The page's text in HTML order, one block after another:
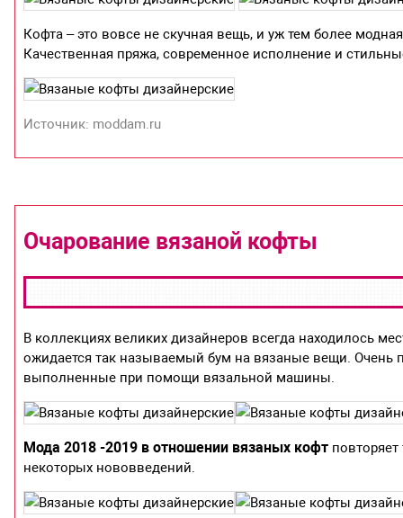
Кофта – это вовсе не скучная вещь, и уж тем более
Качественная пряжа, современное исполнение и
Источник: moddam.ru
Очарование вязаной кофты
В коллекциях великих дизайнеров всегда находилось
ожидается так называемый бум на вязаные вещи. Очень
выполненные при помощи вязальной машины.
Мода 2018 -2019 в отношении вязаных кофт
некоторых нововведений.